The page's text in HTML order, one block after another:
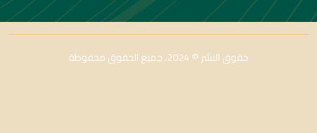
حقوق النشر © 2024، جميع الحقوق محفوظة